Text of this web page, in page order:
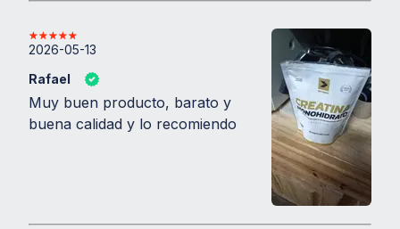
2026-05-13
Rafael
Muy buen producto, barato y
buena calidad y lo recomiendo